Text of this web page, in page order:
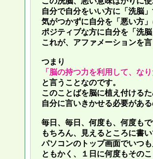
自分で自分をいい方に「洗脳
気がつかずに自分を「悪い方
ポジティブな方に自分を「洗
これが、アファメーションを
つまり
「脳の持つ力を利用して、な
と言うことなのです。
このことばを脳に植え付ける
自分に言いきかせる必要があ
毎日、毎日、何度も、何度も
もちろん、見えるところに書
パソコンのトップ画面でいつ
ともかく、１日に何度もその